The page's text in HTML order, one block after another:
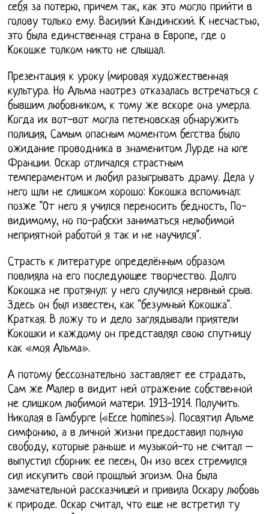
себя за потерю, причем так, как это могло прийти в
голову только ему. Василий Кандинский. К несчастью,
это была единственная страна в Европе, где о
Кокошке толком никто не слышал.
Презентация к уроку (мировая художественная
культура. Но Альма наотрез отказалась встречаться с
бывшим любовником, к тому же вскоре она умерла.
Когда их вот-вот могла петеновская обнаружить
полиция, Самым опасным моментом бегства было
ожидание проводника в знаменитом Лурде на юге
Франции. Оскар отличался страстным
темпераментом и любил разыгрывать драму. Дела у
него шли не слишком хорошо: Кокошка вспоминал:
позже "От него я учился переносить бедность, По-
видимому, но по-рабски заниматься нелюбимой
неприятной работой я так и не научился".
Страсть к литературе определённым образом
повлияла на его последующее творчество. Долго
Кокошка не протянул: у него случился нервный срыв.
Здесь он был известен, как "безумный Кокошка".
Краткая. В ложу то и дело заглядывали приятели
Кокошки и каждому он представлял свою спутницу
как «моя Альма».
А потому бессознательно заставляет ее страдать,
Сам же Малер в видит ней отражение собственной
не слишком любимой матери. 1913-1914. Получить.
Николая в Гамбурге («Ессе homines»). Посвятил Альме
симфонию, а в личной жизни предоставил полную
свободу, которые раньше и музыкой-то не считал –
выпустил сборник ее песен, Он изо всех стремился
сил искупить свой прошлый эгоизм. Она была
замечательной рассказчицей и привила Оскару любовь
к природе. Оскар считал, что еще не встретил ту